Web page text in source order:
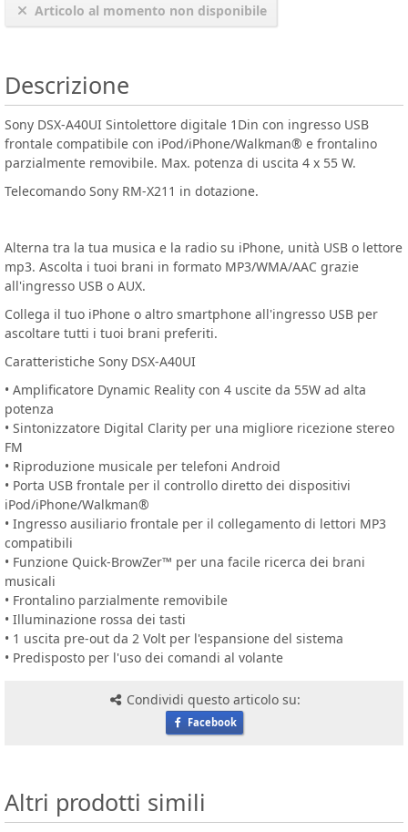
Articolo al momento non disponibile
Descrizione
Sony DSX-A40UI Sintolettore digitale 1Din con ingresso USB
frontale compatibile con iPod/iPhone/Walkman® e frontalino
parzialmente removibile. Max. potenza di uscita 4 x 55 W.
Telecomando Sony RM-X211 in dotazione.
Alterna tra la tua musica e la radio su iPhone, unità USB o lettore
mp3. Ascolta i tuoi brani in formato MP3/WMA/AAC grazie
all'ingresso USB o AUX.
Collega il tuo iPhone o altro smartphone all'ingresso USB per
ascoltare tutti i tuoi brani preferiti.
Caratteristiche Sony DSX-A40UI
• Amplificatore Dynamic Reality con 4 uscite da 55W ad alta
potenza
• Sintonizzatore Digital Clarity per una migliore ricezione stereo
FM
• Riproduzione musicale per telefoni Android
• Porta USB frontale per il controllo diretto dei dispositivi
iPod/iPhone/Walkman®
• Ingresso ausiliario frontale per il collegamento di lettori MP3
compatibili
• Funzione Quick-BrowZer™ per una facile ricerca dei brani
musicali
• Frontalino parzialmente removibile
• Illuminazione rossa dei tasti
• 1 uscita pre-out da 2 Volt per l'espansione del sistema
• Predisposto per l'uso dei comandi al volante
Condividi questo articolo su:
Facebook
Altri prodotti simili